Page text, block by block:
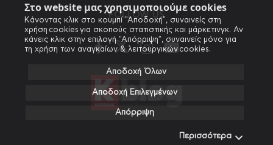
Στο website μας χρησιμοποιούμε cookies
Κάνοντας κλικ στο κουμπί "Αποδοχή", συναινείς στη
χρήση cookies για σκοπούς στατιστικής και μάρκετινγκ. Αν
κάνεις κλικ στην επιλογή "Απόρριψη", συναινείς μόνο για
τη χρήση των αναγκαίων & λειτουργικών cookies.
Αποδοχή Όλων
Αποδοχή Επιλεγμένων
Απόρριψη
Περισσότερα
FOLLOW US